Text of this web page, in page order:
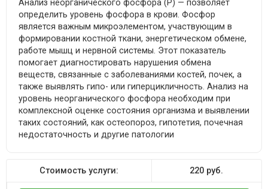
Анализ неорганического фосфора (P) — позволяет
определить уровень фосфора в крови. Фосфор
является важным микроэлементом, участвующим в
формировании костной ткани, энергетическом обмене,
работе мышц и нервной системы. Этот показатель
помогает диагностировать нарушения обмена
веществ, связанные с заболеваниями костей, почек, а
также выявлять гипо- или гиперцикличность. Анализ на
уровень неорганического фосфора необходим при
комплексной оценке состояния организма и выявлении
таких состояний, как остеопороз, гипотетия, почечная
недостаточность и другие патологии
Стоимость услуги: 220 руб.